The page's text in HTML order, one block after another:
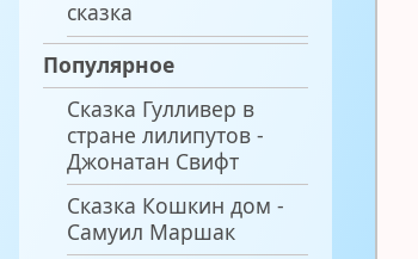
сказка
Популярное
Сказка Гулливер в
стране лилипутов -
Джонатан Свифт
Сказка Кошкин дом -
Самуил Маршак